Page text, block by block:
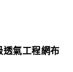
氣工程網布